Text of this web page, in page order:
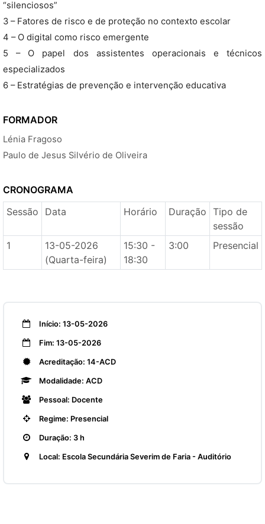
“silenciosos”
3 – Fatores de risco e de proteção no contexto escolar
4 – O digital como risco emergente
5 – O papel dos assistentes operacionais e técnicos
especializados
6 – Estratégias de prevenção e intervenção educativa
FORMADOR
Lénia Fragoso
Paulo de Jesus Silvério de Oliveira
CRONOGRAMA
Sessão
Data Horário Duração Tipo de
sessão
1
13-05-2026
(Quarta-feira)
15:30 -
18:30
3:00 Presencial
Início: 13-05-2026
Fim: 13-05-2026
Acreditação: 14-ACD
Modalidade: ACD
Pessoal: Docente
Regime: Presencial
Duração: 3 h
Local: Escola Secundária Severim de Faria - Auditório